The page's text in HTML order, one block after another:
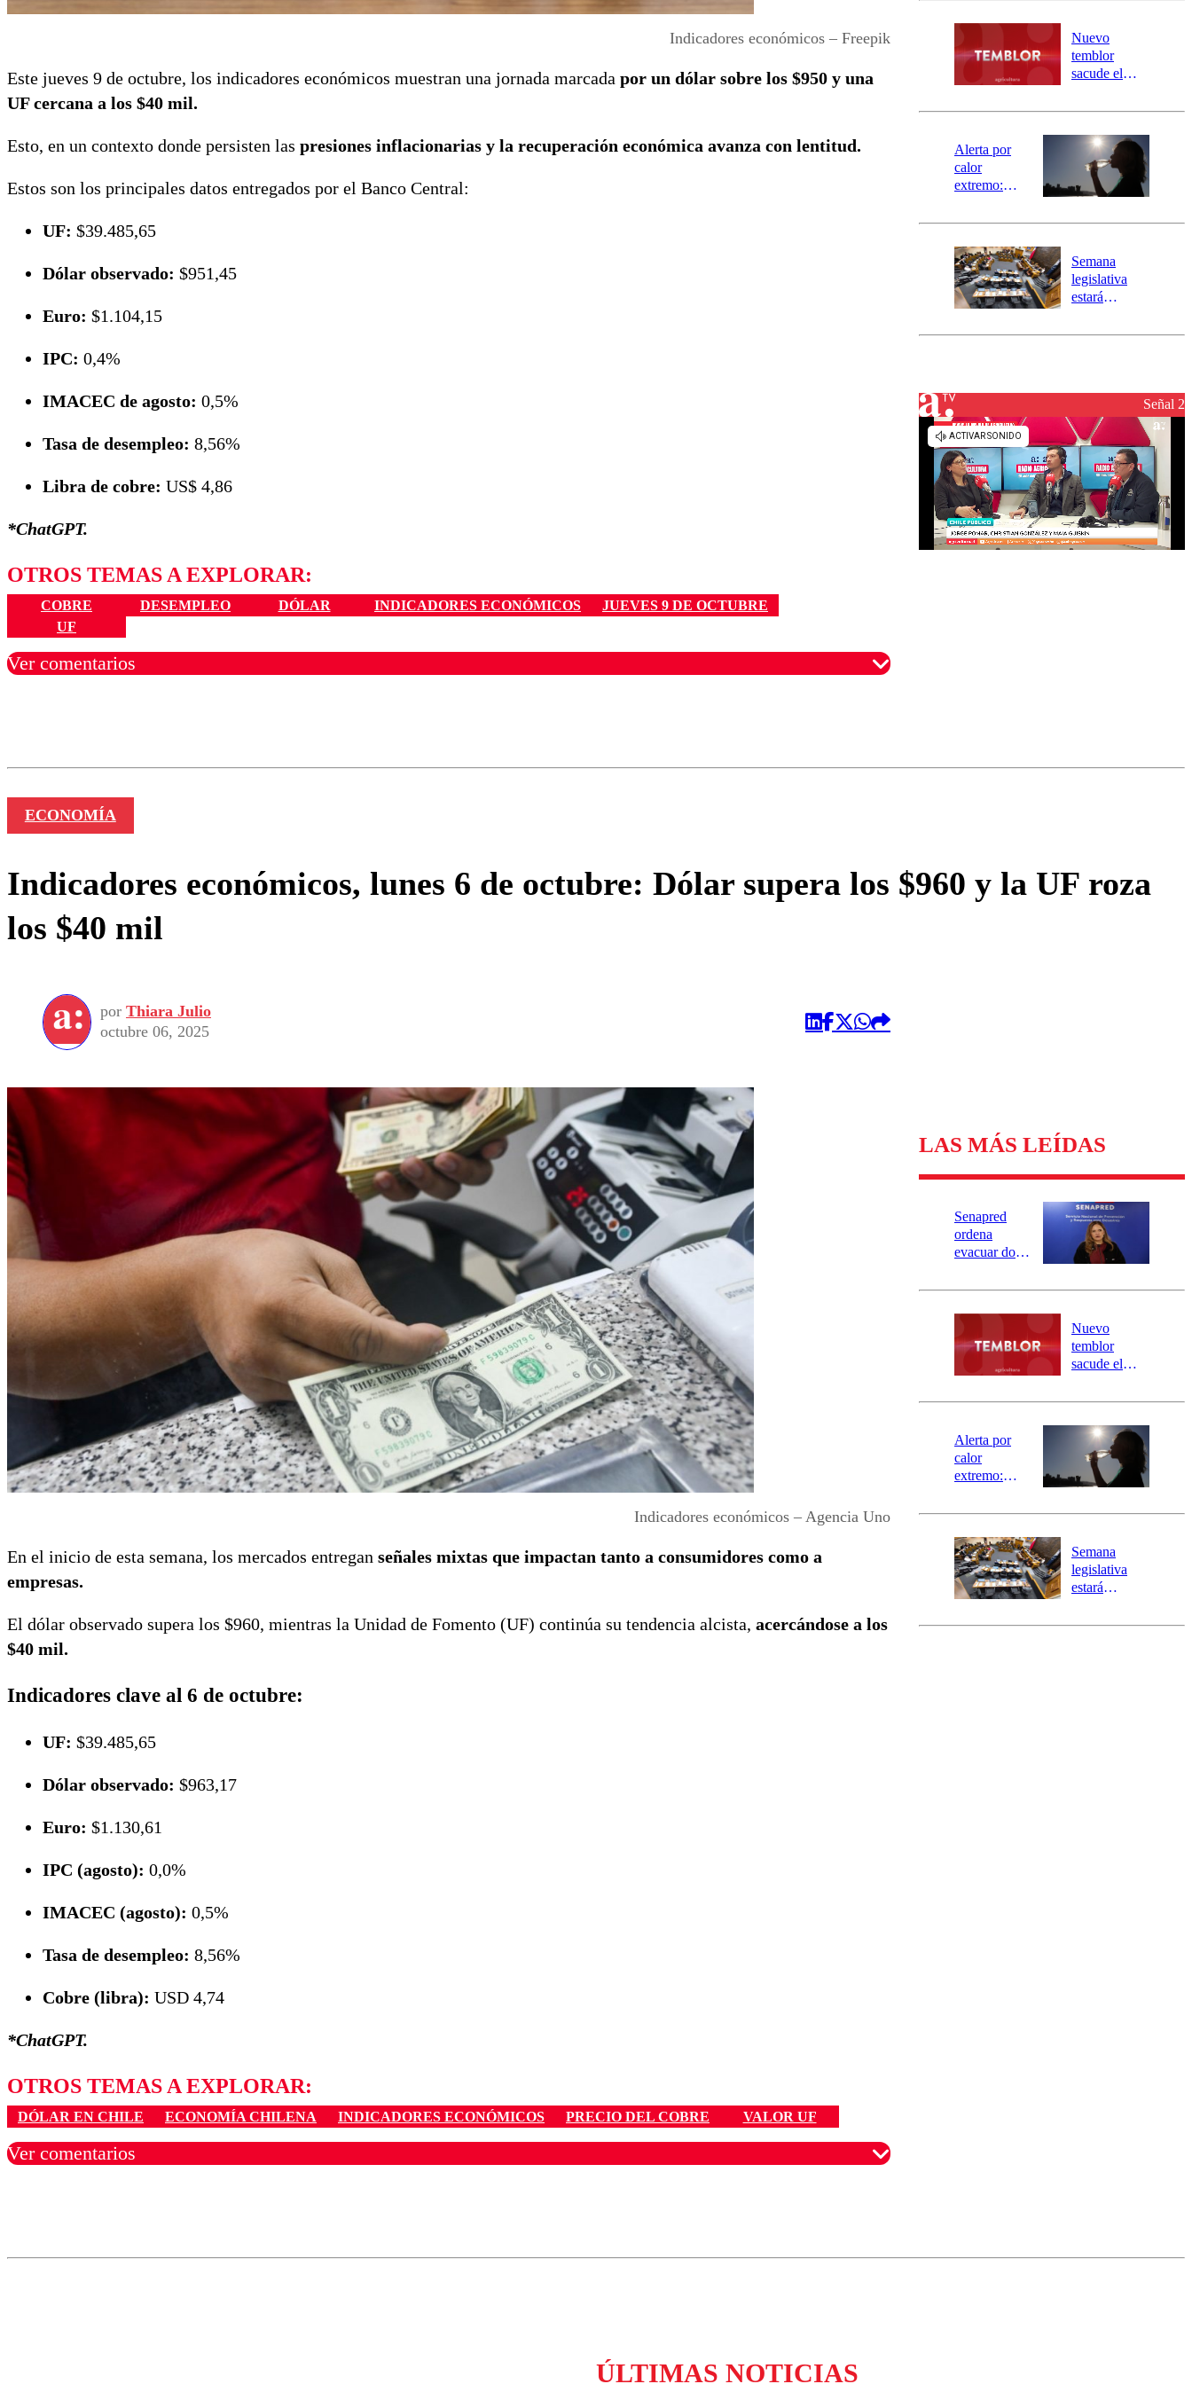
Indicadores económicos – Freepik
Este jueves 9 de octubre, los indicadores económicos muestran una jornada marcada por un dólar sobre los $950 y una
UF cercana a los $40 mil.
Esto, en un contexto donde persisten las presiones inflacionarias y la recuperación económica avanza con lentitud.
Estos son los principales datos entregados por el Banco Central:
UF: $39.485,65
Dólar observado: $951,45
Euro: $1.104,15
IPC: 0,4%
IMACEC de agosto: 0,5%
Tasa de desempleo: 8,56%
Libra de cobre: US$ 4,86
*ChatGPT.
OTROS TEMAS A EXPLORAR:
COBRE DESEMPLEO DÓLAR INDICADORES ECONÓMICOS
JUEVES 9 DE OCTUBRE
UF
Ver comentarios
río Damas:
activa
mensajería
SAE
Nuevo
temblor
sacude el
revisa la
epicentro
Alerta por
calor
extremo:
activa Alerta
Preventiva en
tres comunas
Semana
legislativa
estará
el fin de la
reconstrucciónSeñal 2
ECONOMÍA
Indicadores económicos, lunes 6 de octubre: Dólar supera los $960 y la UF roza
los $40 mil
por Thiara Julio
octubre 06, 2025
Indicadores económicos – Agencia Uno
En el inicio de esta semana, los mercados entregan señales mixtas que impactan tanto a consumidores como a
empresas.
El dólar observado supera los $960, mientras la Unidad de Fomento (UF) continúa su tendencia alcista, acercándose a los
$40 mil.
Indicadores clave al 6 de octubre:
UF: $39.485,65
Dólar observado: $963,17
Euro: $1.130,61
IPC (agosto): 0,0%
IMACEC (agosto): 0,5%
Tasa de desempleo: 8,56%
Cobre (libra): USD 4,74
*ChatGPT.
OTROS TEMAS A EXPLORAR:
DÓLAR EN CHILE ECONOMÍA CHILENA INDICADORES ECONÓMICOS PRECIO DEL COBRE VALOR UF
Ver comentarios
LAS MÁS LEÍDAS
Senapred
ordena
evacuar dos
Carahue por
río Damas:
activa
mensajería
SAE
Nuevo
temblor
sacude el
revisa la
epicentro
Alerta por
calor
extremo:
activa Alerta
Preventiva en
tres comunas
Semana
legislativa
estará
el fin de la
ÚLTIMAS NOTICIAS